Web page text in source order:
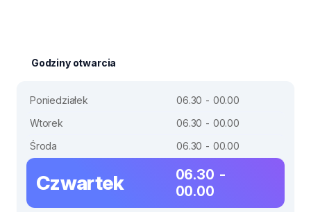
Godziny otwarcia
Poniedziałek
06.30 - 00.00
Wtorek
06.30 - 00.00
Środa
06.30 - 00.00
Czwartek
06.30 -
00.00